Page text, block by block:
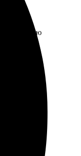
время,